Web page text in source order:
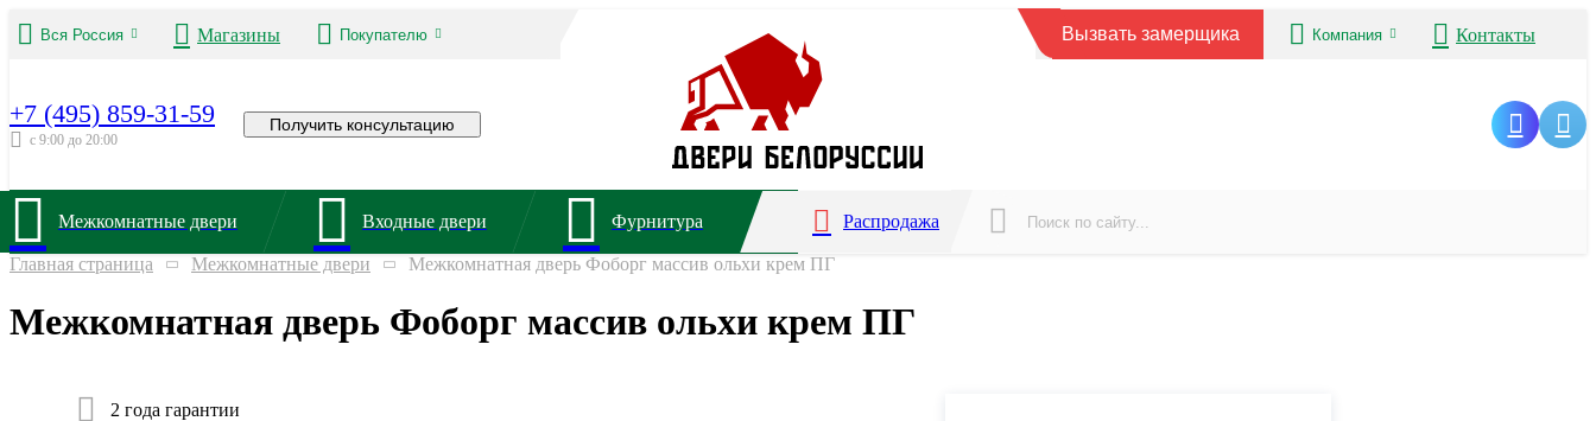
Вся Россия Магазины Покупателю Вызвать замерщика Компания Контакты
+7 (495) 859-31-59
с 9:00 до 20:00
Получить консультацию
Межкомнатные двери Входные двери Фурнитура Распродажа
Главная страница Межкомнатные двери Межкомнатная дверь Фоборг массив ольхи крем ПГ
Межкомнатная дверь Фоборг массив ольхи крем ПГ
2 года гарантии